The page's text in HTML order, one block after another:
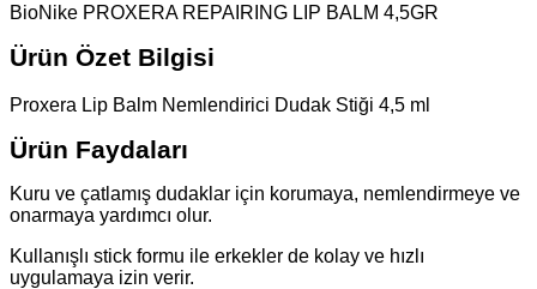
BioNike PROXERA REPAIRING LIP BALM 4,5GR
Ürün Özet Bilgisi
Proxera Lip Balm Nemlendirici Dudak Stiği 4,5 ml
Ürün Faydaları
Kuru ve çatlamış dudaklar için korumaya, nemlendirmeye ve
onarmaya yardımcı olur.
Kullanışlı stick formu ile erkekler de kolay ve hızlı
uygulamaya izin verir.